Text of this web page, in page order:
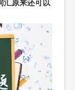
汇原来还可以